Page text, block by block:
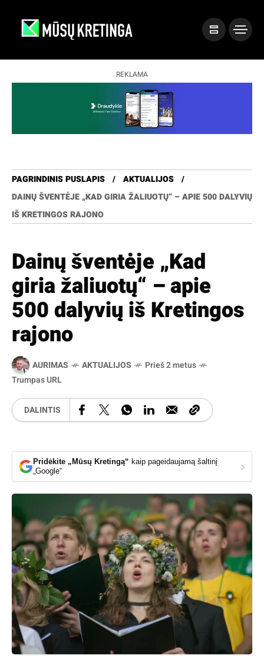
REKLAMA
PAGRINDINIS PUSLAPIS
AKTUALIJOS
DAINŲ ŠVENTĖJE „KAD GIRIA ŽALIUOTŲ“ – APIE 500 DALYVIŲ
IŠ KRETINGOS RAJONO
Dainų šventėje „Kad
giria žaliuotų“ – apie
500 dalyvių iš Kretingos
rajono
AURIMAS AKTUALIJOS
Prieš 2 metus
Trumpas URL
DALINTIS
Pridėkite „Mūsų Kretingą“ kaip pageidaujamą šaltinį
„Google“
›